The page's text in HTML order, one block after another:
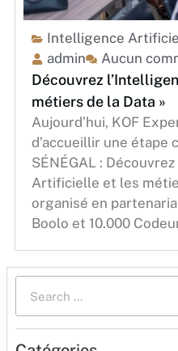
Intelligence
admin
Aucun
Découvrez
métiers de la Data »
Aujourd’hui, KOF
d’accueillir une étape
SÉNÉGAL :
Artificielle et les
organisé en
Boolo et 10.000